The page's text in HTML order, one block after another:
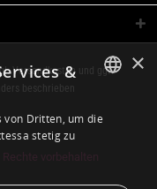
Versandkostenund ggf.
beschrieben
vorbehalten
×
&
von Dritten, um die
stetig zu